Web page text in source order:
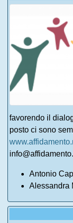
favorendo il
posto ci sono
Antonio
Alessandra